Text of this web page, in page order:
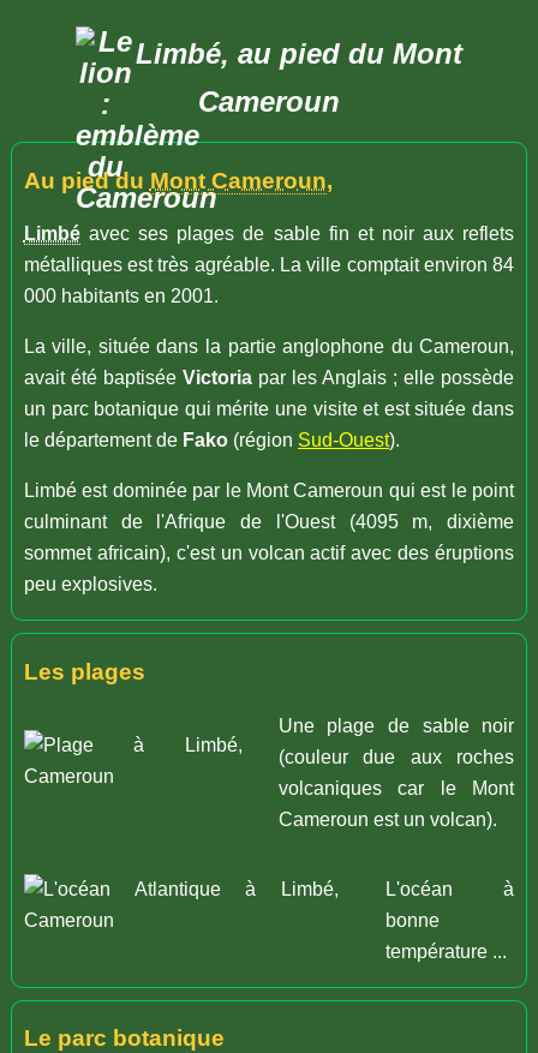
Limbé, au pied du Mont
Cameroun
Au pied du Mont Cameroun,
Limbéavec ses plages de sable fin et noir aux reflets
métalliques est très agréable. La ville comptait environ 84
000 habitants en 2001.
La ville, située dans la partie anglophone du Cameroun,
avait été baptisée Victoriapar les Anglais ; elle possède
un parc botanique qui mérite une visite et est située dans
le département de Fako(région Sud-Ouest).
Limbé est dominée par le Mont Cameroun qui est le point
culminant de l'Afrique de l'Ouest (4095 m, dixième
sommet africain), c'est un volcan actif avec des éruptions
peu explosives.
Les plages
Une plage de sable noir
(couleur due aux roches
volcaniques car le Mont
Cameroun est un volcan).
L'océan à
bonne
température ...
Le parc botanique